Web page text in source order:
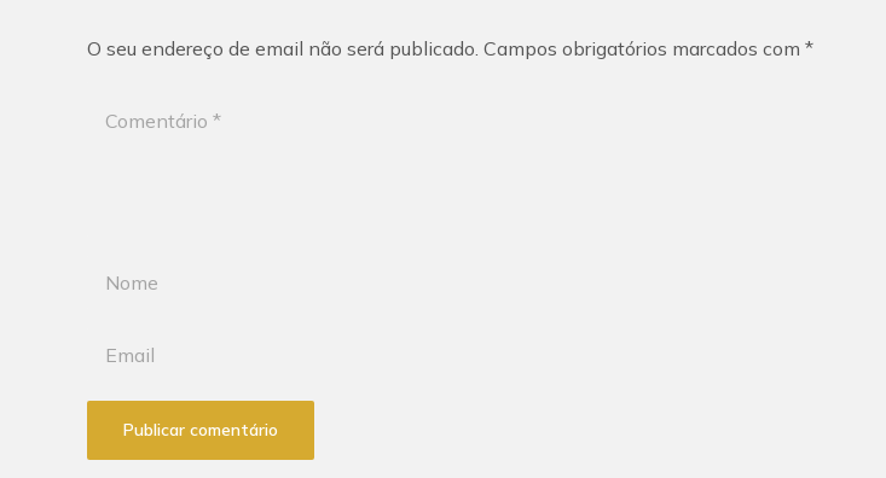
O seu endereço de email não será publicado. Campos obrigatórios marcados com *
Publicar comentário